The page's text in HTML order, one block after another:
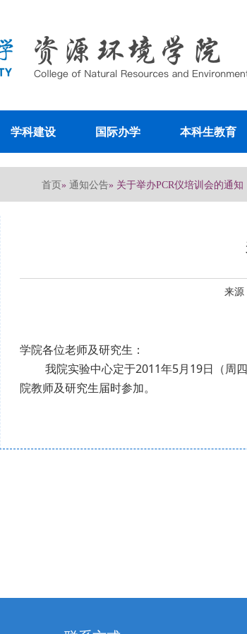
学科建设 国际办学 本科生教育
首页» 通知公告» 关于举办PCR仪培训会的通知
来
学院各位老师及研究生：
我院实验中心定于2011年5月19日（周四
院教师及研究生届时参加。
资环学院